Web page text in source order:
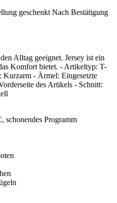
geschenkt Nach Bestätigung
Alltag geeignet. Jersey ist ein
Komfort bietet. - Artikeltyp: T-
- Ärmel: Eingesetzte
des Artikels - Schnitt:
schonendes Programm